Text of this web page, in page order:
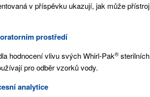
v příspěvku ukazují, jak může
prostředí
hodnocení vlivu svých Whirl-Pak®
pro odběr vzorků vody.
analytice